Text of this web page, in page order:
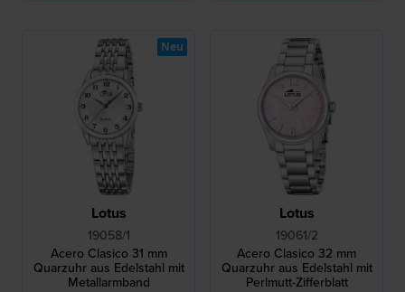
Lotus
19058/1
Acero Clasico 31 mm
Quarzuhr aus Edelstahl mit
Metallarmband
Neu
Lotus
19061/2
Acero Clasico 32 mm
Quarzuhr aus Edelstahl mit
Perlmutt-Zifferblatt